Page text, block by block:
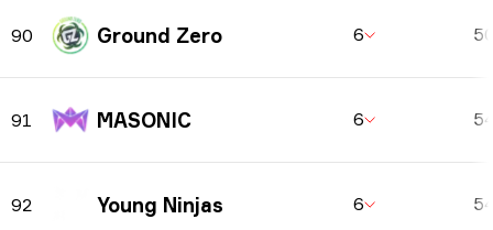
90 Ground Zero 6
91 MASONIC 6
92 Young Ninjas 6